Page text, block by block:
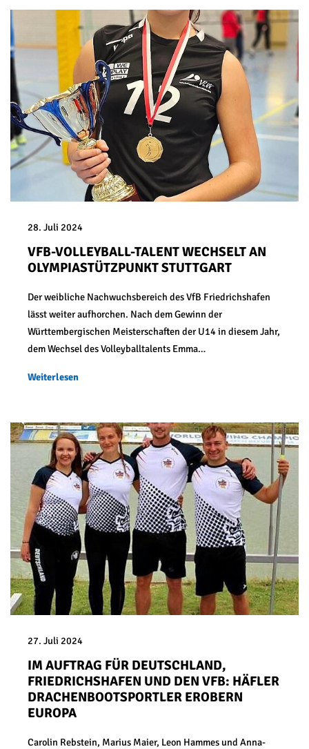
28. Juli 2024
VFB-VOLLEYBALL-TALENT WECHSELT AN
OLYMPIASTÜTZPUNKT STUTTGART
Der weibliche Nachwuchsbereich des VfB Friedrichshafen
lässt weiter aufhorchen. Nach dem Gewinn der
Württembergischen Meisterschaften der U14 in diesem Jahr,
dem Wechsel des Volleyballtalents Emma…
Weiterlesen
27. Juli 2024
IM AUFTRAG FÜR DEUTSCHLAND,
FRIEDRICHSHAFEN UND DEN VFB: HÄFLER
DRACHENBOOTSPORTLER EROBERN
EUROPA
Carolin Rebstein, Marius Maier, Leon Hammes und Anna-